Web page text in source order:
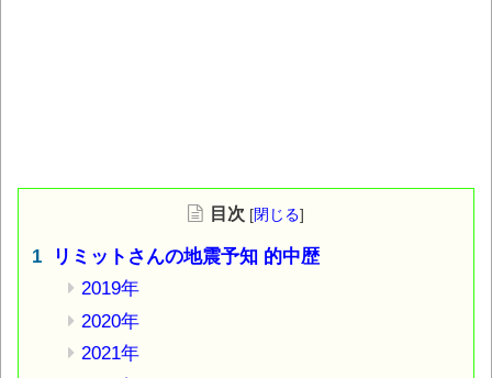
目次 [閉じる]
リミットさんの地震予知 的中歴
2019年
2020年
2021年